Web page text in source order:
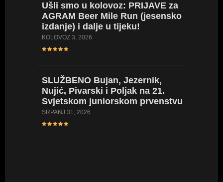
Ušli smo u kolovoz: PRIJAVE za
AGRAM Beer Mile Run (jesensko
izdanje) i dalje u tijeku!
KOLOVOZ 3, 2026
SLUŽBENO Bujan, Jezernik,
Nujić, Pivarski i Poljak na 21.
Svjetskom juniorskom prvenstvu
SRPANJ 31, 2026